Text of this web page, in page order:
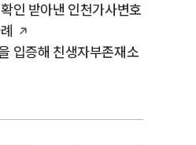
인 받아낸 인천가사변호
입증해 친생자부존재소